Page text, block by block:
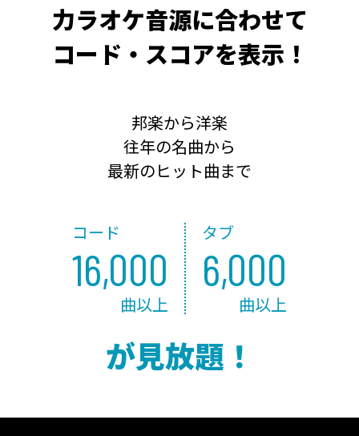
力ラオケ音源に合わせて
コード・スコアを表示！
邦楽から洋楽
往年の名曲から
最新のヒット曲まで
コード
16,000
曲以上
タブ
6,000
曲以上
が見放題！